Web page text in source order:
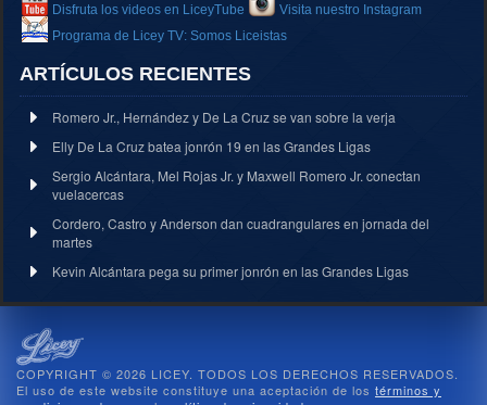
Disfruta los videos en LiceyTube
Visita nuestro Instagram
Programa de Licey TV: Somos Liceistas
ARTÍCULOS RECIENTES
Romero Jr., Hernández y De La Cruz se van sobre la verja
Elly De La Cruz batea jonrón 19 en las Grandes Ligas
Sergio Alcántara, Mel Rojas Jr. y Maxwell Romero Jr. conectan
vuelacercas
Cordero, Castro y Anderson dan cuadrangulares en jornada del
martes
Kevin Alcántara pega su primer jonrón en las Grandes Ligas
COPYRIGHT © 2026 LICEY. TODOS LOS DERECHOS RESERVADOS.
El uso de este website constituye una aceptación de los términos y